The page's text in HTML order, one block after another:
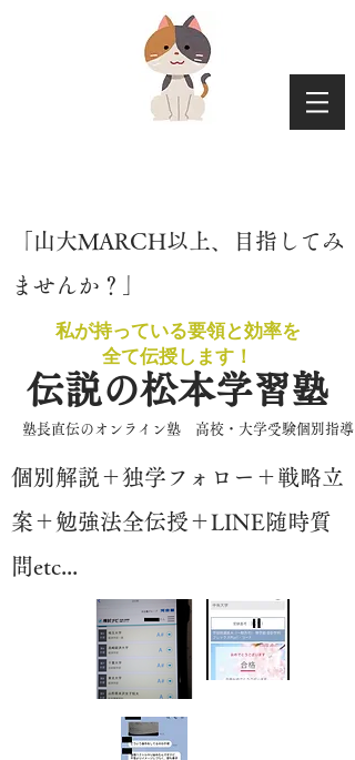
​「山大MARCH以上、目指してみ
ませんか？」
伝説の松本学習塾
私が持っている要領と効率を
​全て伝授します！
​塾長直伝のオンライン塾 高校・大学受験個別指導
​個別解説＋独学フォロー＋戦略立
案＋勉強法全伝授＋LINE随時質
問etc...